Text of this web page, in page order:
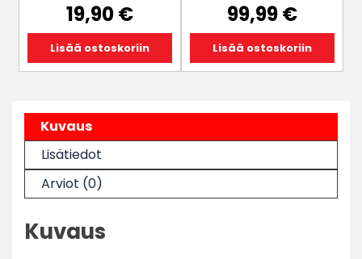
19,90€
Lisää ostoskoriin
99,99€
Lisää ostoskoriin
Kuvaus
Lisätiedot
Arviot (0)
Kuvaus